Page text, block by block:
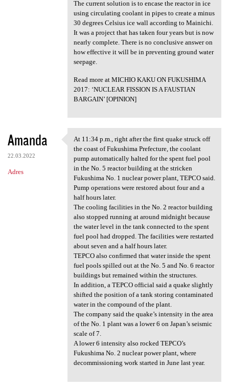
The current solution is to encase the reactor in ice
using circulating coolant in pipes to create a minus
30 degrees Celsius ice wall according to Mainichi.
It was a project that has taken four years but is now
nearly complete. There is no conclusive answer on
how effective it will be in preventing ground water
seepage.
Read more at MICHIO KAKU ON FUKUSHIMA
2017: ‘NUCLEAR FISSION IS A FAUSTIAN
BARGAIN’ [OPINION]
Amanda
22.03.2022
Adres
At 11:34 p.m., right after
At 11:34 p.m., right after the first quake struck off
the coast of Fukushima Prefecture, the coolant
pump automatically halted for the spent fuel pool
in the No. 5 reactor building at the stricken
Fukushima No. 1 nuclear power plant, TEPCO said.
Pump operations were restored about four and a
half hours later.
The cooling facilities in the No. 2 reactor building
also stopped running at around midnight because
the water level in the tank connected to the spent
fuel pool had dropped. The facilities were restarted
about seven and a half hours later.
TEPCO also confirmed that water inside the spent
fuel pools spilled out at the No. 5 and No. 6 reactor
buildings but remained within the structures.
In addition, a TEPCO official said a quake slightly
shifted the position of a tank storing contaminated
water in the compound of the plant.
The company said the quake’s intensity in the area
of the No. 1 plant was a lower 6 on Japan’s seismic
scale of 7.
A lower 6 intensity also rocked TEPCO’s
Fukushima No. 2 nuclear power plant, where
decommissioning work started in June last year.